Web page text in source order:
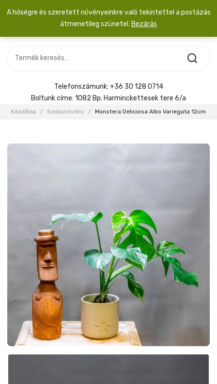
SZOBANÖVÉNY
KIEGÉSZÍTŐK
Menyasszonyi csokor
Telefonszámunk: +36 30 128 0714
Boltunk címe: 1082 Bp. Harminckettesek tere 6/a
Kezdőlap / Szobanövény / Monstera Deliciosa Albo Variegata 12cm
A hőségre és szeretett növényeinkre való tekintettel a postázás
átmenetileg szünetel. Bezárás